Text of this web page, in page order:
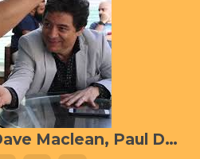
Malcolm Forest, Dave Maclean, Paul Denver e Hélio Santisteban